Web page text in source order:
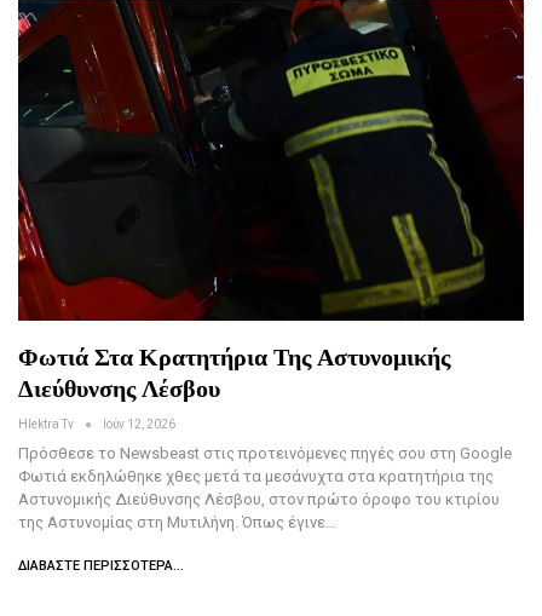
Φωτιά Στα Κρατητήρια Της Αστυνομικής
Διεύθυνσης Λέσβου
Hlektra Tv Ιούν 12, 2026
Πρόσθεσε το Newsbeast στις προτεινόμενες πηγές σου στη Google
Φωτιά εκδηλώθηκε χθες μετά τα μεσάνυχτα στα κρατητήρια της
Αστυνομικής Διεύθυνσης Λέσβου, στον πρώτο όροφο του κτιρίου
της Αστυνομίας στη Μυτιλήνη. Όπως έγινε…
ΔΙΑΒΆΣΤΕ ΠΕΡΙΣΣΌΤΕΡΑ...